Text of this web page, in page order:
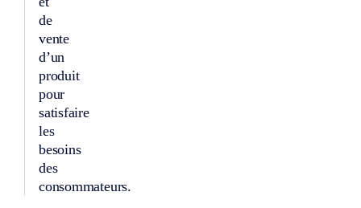
de
vente
d’un
produit
pour
satisfaire
les
besoins
des
consommateurs.